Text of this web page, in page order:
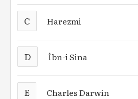
C Harezmi
D İbn-i Sina
E Charles Darwin